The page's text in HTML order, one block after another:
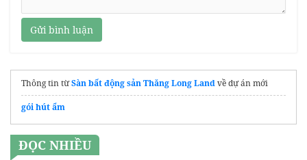
Gửi bình luận
Thông tin từSàn bất động sản Thăng Long Landvề dự án mới
gói hút ẩm
ĐỌC NHIỀU